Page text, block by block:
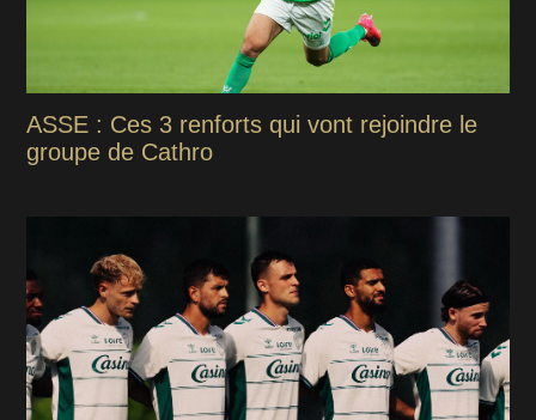
ASSE : Ces 3 renforts qui vont rejoindre le
groupe de Cathro